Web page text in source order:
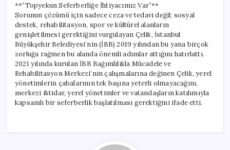
**“Topyekun Seferberliğe İhtiyacımız Var”**
Sorunun çözümü için sadece ceza ve tedavi değil; sosyal
destek, rehabilitasyon, spor ve kültürel alanların
genişletilmesi gerektiğini vurgulayan Çelik, İstanbul
Büyükşehir Belediyesi’nin (İBB) 2019 yılından bu yana birçok
zorluğa rağmen bu alanda önemli adımlar attığını hatırlattı.
2021 yılında kurulan İBB Bağımlılıkla Mücadele ve
Rehabilitasyon Merkezi’nin çalışmalarına değinen Çelik, yerel
yönetimlerin çabalarının tek başına yeterli olmayacağını,
merkezi iktidar, yerel yönetimler ve vatandaşların katılımıyla
kapsamlı bir seferberlik başlatılması gerektiğini ifade etti.